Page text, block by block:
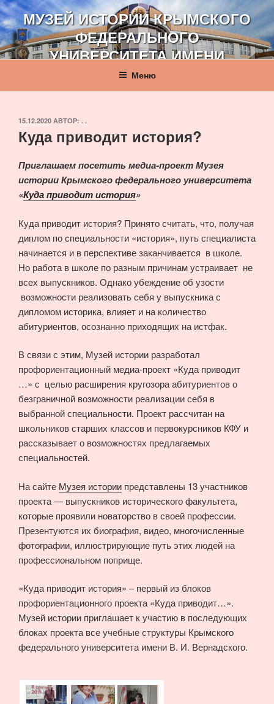
Перейти
к
содержимому
МУЗЕЙ ИСТОРИИ КРЫМСКОГО
ФЕДЕРАЛЬНОГО
УНИВЕРСИТЕТА ИМЕНИ
В. И. ВЕРНАДСКОГО
Меню
ОПУБЛИКОВАНО
15.12.2020 АВТОР: . .
Куда приводит история?
Приглашаем посетить медиа-проект Музея
истории Крымского федерального университета
«Куда приводит история»
Куда приводит история? Принято считать, что, получая
диплом по специальности «история», путь специалиста
начинается и в перспективе заканчивается в школе.
Но работа в школе по разным причинам устраивает не
всех выпускников. Однако убеждение об узости
возможности реализовать себя у выпускника с
дипломом историка, влияет и на количество
абитуриентов, осознанно приходящих на истфак.
В связи с этим, Музей истории разработал
профориентационный медиа-проект «Куда приводит
…» с целью расширения кругозора абитуриентов о
безграничной возможности реализации себя в
выбранной специальности. Проект рассчитан на
школьников старших классов и первокурсников КФУ и
рассказывает о возможностях предлагаемых
специальностей.
На сайте Музея истории представлены 13 участников
проекта — выпускников исторического факультета,
которые проявили новаторство в своей профессии.
Презентуются их биография, видео, многочисленные
фотографии, иллюстрирующие путь этих людей на
профессиональном поприще.
«Куда приводит история» – первый из блоков
профориентационного проекта «Куда приводит…».
Музей истории приглашает к участию в последующих
блоках проекта все учебные структуры Крымского
федерального университета имени В. И. Вернадского.